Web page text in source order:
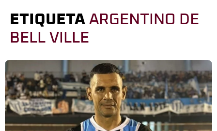
ETIQUETA ARGENTINO DE
BELL VILLE